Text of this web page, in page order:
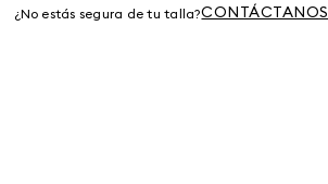
¿No estás segura de tu talla?CONTÁCTANOS